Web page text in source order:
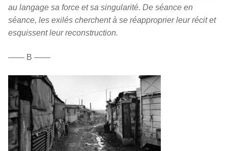
au langage sa force et sa singularité. De séance en
séance, les exilés cherchent à se réapproprier leur récit et
esquissent leur reconstruction.
—— B ——